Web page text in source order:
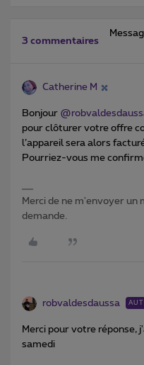
3 commentaires
Catherine M
Bonjour
pour clôturer votre offre
l’appareil sera alors
Pourriez-vous me
Merci de ne m'envoyer un
demande.
robvaldesdaussa
Merci pour votre réponse,
samedi